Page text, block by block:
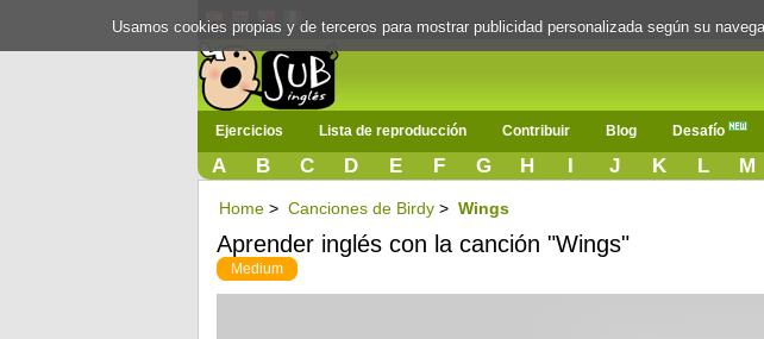
Ejercicios Lista de reproducción Contribuir Blog Desafío
A B C D E F G H I J K L M
Home > Canciones de Birdy > Wings
Aprender inglés con la canción "Wings"
Medium
Usamos cookies propias y de terceros para mostrar publicidad personalizada según su